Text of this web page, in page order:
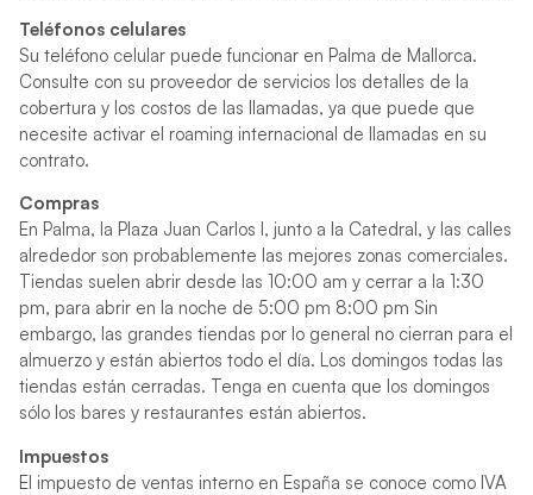
Teléfonos celulares
Su teléfono celular puede funcionar en Palma de Mallorca.
Consulte con su proveedor de servicios los detalles de la
cobertura y los costos de las llamadas, ya que puede que
necesite activar el roaming internacional de llamadas en su
contrato.
Compras
En Palma, la Plaza Juan Carlos I, junto a la Catedral, y las calles
alrededor son probablemente las mejores zonas comerciales.
Tiendas suelen abrir desde las 10:00 am y cerrar a la 1:30
pm, para abrir en la noche de 5:00 pm 8:00 pm Sin
embargo, las grandes tiendas por lo general no cierran para el
almuerzo y están abiertos todo el día. Los domingos todas las
tiendas están cerradas. Tenga en cuenta que los domingos
sólo los bares y restaurantes están abiertos.
Impuestos
El impuesto de ventas interno en España se conoce como IVA